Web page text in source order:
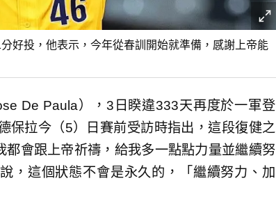
好投，他表示，今年從春訓開始就準備，感謝上帝能
De Paula），3日睽違333天再度於一軍登
保拉今（5）日賽前受訪時指出，這段復健之
會跟上帝祈禱，給我多一點點力量並繼續努
，這個狀態不會是永久的，「繼續努力、加